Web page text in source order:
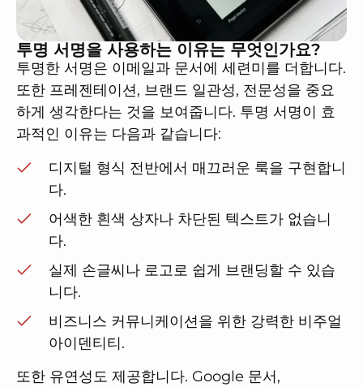
투명 서명을 사용하는 이유는 무엇인가요?
투명한 서명은 이메일과 문서에 세련미를 더합니다.
또한 프레젠테이션, 브랜드 일관성, 전문성을 중요
하게 생각한다는 것을 보여줍니다. 투명 서명이 효
과적인 이유는 다음과 같습니다:
디지털 형식 전반에서 매끄러운 룩을 구현합니
다.
어색한 흰색 상자나 차단된 텍스트가 없습니
다.
실제 손글씨나 로고로 쉽게 브랜딩할 수 있습
니다.
비즈니스 커뮤니케이션을 위한 강력한 비주얼
아이덴티티.
또한 유연성도 제공합니다. Google 문서,